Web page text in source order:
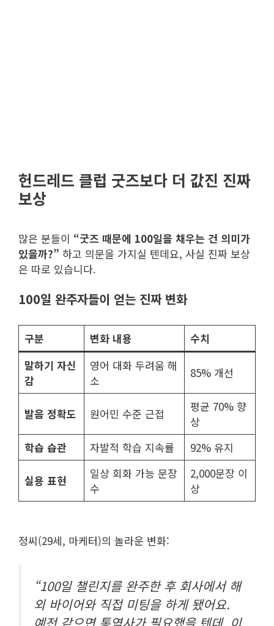
헌드레드 클럽 굿즈보다 더 값진 진짜
보상
많은 분들이 “굿즈 때문에 100일을 채우는 건 의미가
있을까?” 하고 의문을 가지실 텐데요, 사실 진짜 보상
은 따로 있습니다.
100일 완주자들이 얻는 진짜 변화
구분 변화 내용
수치
말하기 자신
감
영어 대화 두려움 해
소
85% 개선
발음 정확도 원어민 수준 근접
평균 70% 향
상
학습 습관
자발적 학습 지속률 92% 유지
실용 표현
일상 회화 가능 문장
수
2,000문장 이
상
정씨(29세, 마케터)의 놀라운 변화:
“100일 챌린지를 완주한 후 회사에서 해
외 바이어와 직접 미팅을 하게 됐어요.
예전 같으면 통역사가 필요했을 텐데, 이